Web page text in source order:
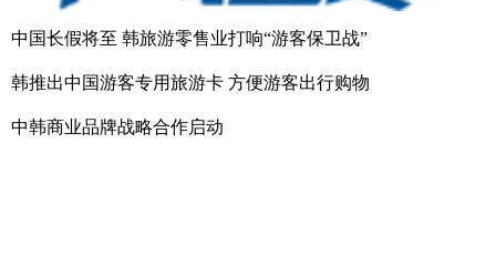
中国长假将至 韩旅游零售业打响“游客保卫战”
韩推出中国游客专用旅游卡 方便游客出行购物
中韩商业品牌战略合作启动